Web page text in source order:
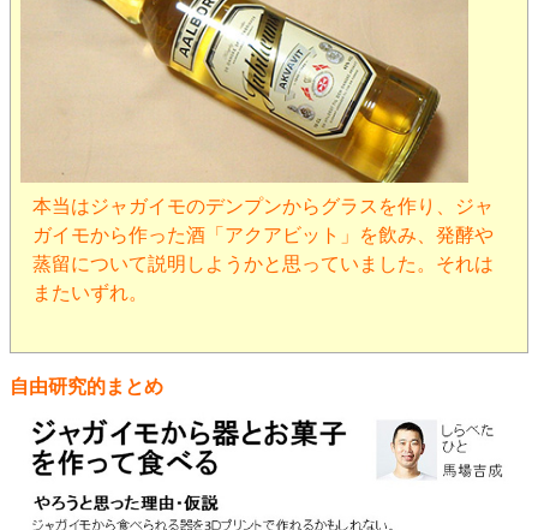
本当はジャガイモのデンプンからグラスを作り、ジャ
ガイモから作った酒「アクアビット」を飲み、発酵や
蒸留について説明しようかと思っていました。それは
またいずれ。
自由研究的まとめ